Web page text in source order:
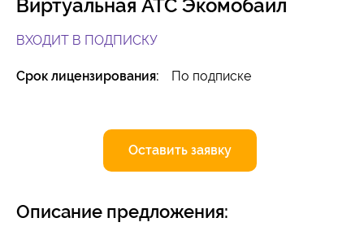
Виртуальная АТС Экомобайл
ВХОДИТ В ПОДПИСКУ
Срок лицензирования: По подписке
Оставить заявку
Описание предложения: